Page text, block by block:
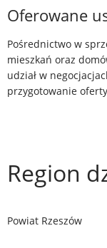
Oferowane
Pośrednictwo w
mieszkań oraz
udział w
przygotowanie
Region
Powiat Rzeszów